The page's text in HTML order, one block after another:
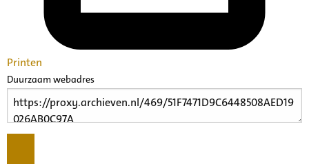
Printen
Duurzaam webadres